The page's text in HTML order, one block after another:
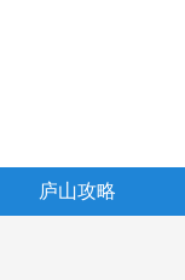
庐山攻略